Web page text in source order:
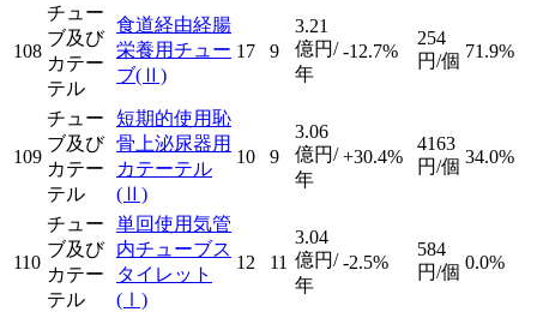
108
チュー
ブ及び
カテー
テル
食道経由経腸
栄養用チュー
ブ(Ⅱ)
17 9
3.21
億円/
年
-12.7%
254
円/個 71.9%
109
チュー
ブ及び
カテー
テル
短期的使用恥
骨上泌尿器用
カテーテル
(Ⅱ)
10 9
3.06
億円/
年
+30.4%
4163
円/個 34.0%
110
チュー
ブ及び
カテー
テル
単回使用気管
内チューブス
タイレット
(Ⅰ)
12 11
3.04
億円/
年
-2.5%
584
円/個 0.0%